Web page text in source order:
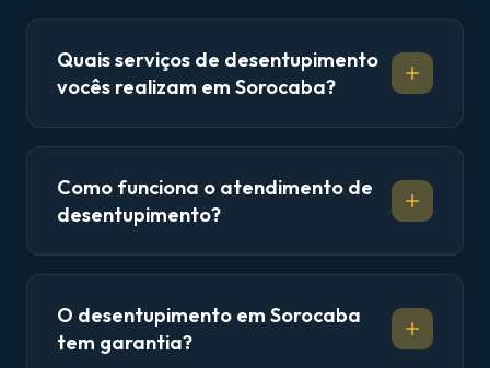
Quais serviços de desentupimento
vocês realizam em Sorocaba?
Como funciona o atendimento de
desentupimento?
O desentupimento em Sorocaba
tem garantia?